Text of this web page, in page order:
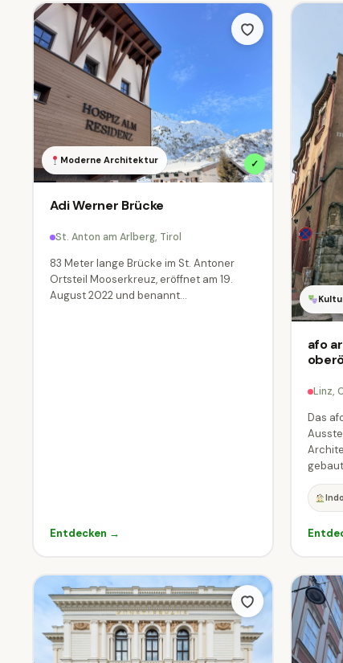
Moderne Architektur ✓
Adi Werner Brücke
St. Anton am Arlberg, Tirol
83 Meter lange Brücke im St. Antoner
Ortsteil Mooserkreuz, eröffnet am 19.
August 2022 und benannt...
Entdecken →
afo
Linz,
Das